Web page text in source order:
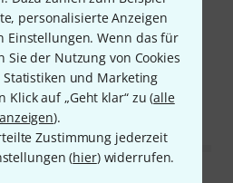
personalisierte Anzeigen
Einstellungen. Wenn das für
Sie der Nutzung von Cookies
und Marketing
auf „Geht klar“ zu (alle
anzeigen).
Zustimmung jederzeit
(hier) widerrufen.
vermeiden, spritzwasser-
um es - wenn
MELDEN